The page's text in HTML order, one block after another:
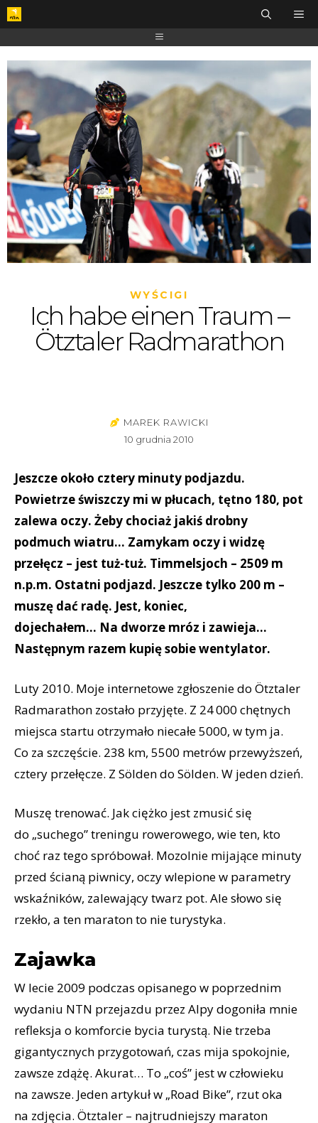
WYŚCIGI
Ich habe einen Traum –
Ötztaler Radmarathon
MAREK RAWICKI
10 grudnia 2010
Jeszcze około cztery minuty podjazdu.
Powietrze świszczy mi w płucach, tętno 180, pot
zalewa oczy. Żeby chociaż jakiś drobny
podmuch wiatru… Zamykam oczy i widzę
przełęcz – jest tuż-tuż. Timmelsjoch – 2509 m
n.p.m. Ostatni podjazd. Jeszcze tylko 200 m –
muszę dać radę. Jest, koniec,
dojechałem… Na dworze mróz i zawieja…
Następnym razem kupię sobie wentylator.
Luty 2010. Moje internetowe zgłoszenie do Ötztaler
Radmarathon zostało przyjęte. Z 24 000 chętnych
miejsca startu otrzymało niecałe 5000, w tym ja.
Co za szczęście. 238 km, 5500 metrów przewyższeń,
cztery przełęcze. Z Sölden do Sölden. W jeden dzień.
Muszę trenować. Jak ciężko jest zmusić się
do „suchego” treningu rowerowego, wie ten, kto
choć raz tego spróbował. Mozolnie mijające minuty
przed ścianą piwnicy, oczy wlepione w parametry
wskaźników, zalewający twarz pot. Ale słowo się
rzekło, a ten maraton to nie turystyka.
Zajawka
W lecie 2009 podczas opisanego w poprzednim
wydaniu NTN przejazdu przez Alpy dogoniła mnie
refleksja o komforcie bycia turystą. Nie trzeba
gigantycznych przygotowań, czas mija spokojnie,
zawsze zdążę. Akurat… To „coś” jest w człowieku
na zawsze. Jeden artykuł w „Road Bike”, rzut oka
na zdjęcia. Ötztaler – najtrudniejszy maraton